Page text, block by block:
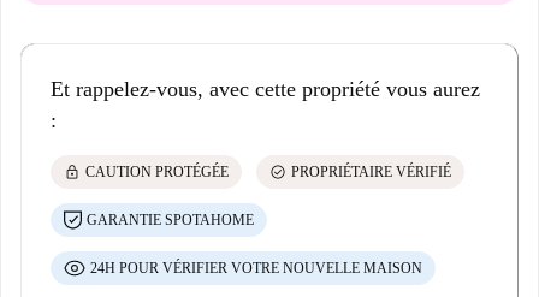
Et rappelez-vous, avec cette propriété vous aurez
:
lock CAUTION PROTÉGÉE check_circle PROPRIÉTAIRE VÉRIFIÉ
GARANTIE SPOTAHOME
24H POUR VÉRIFIER VOTRE NOUVELLE MAISON